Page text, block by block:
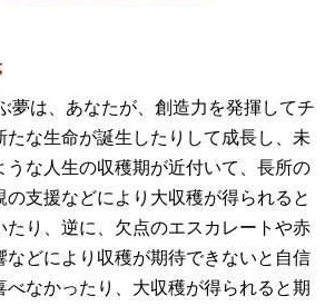
は、あなたが、創造力を発揮してチ
たな生命が誕生したりして成長し、未
うな人生の収穫期が近付いて、長所の
支援などにより大収穫が得られると
たり、逆に、欠点のエスカレートや赤
などにより収穫が期待できないと自信
なかったり、大収穫が得られると期